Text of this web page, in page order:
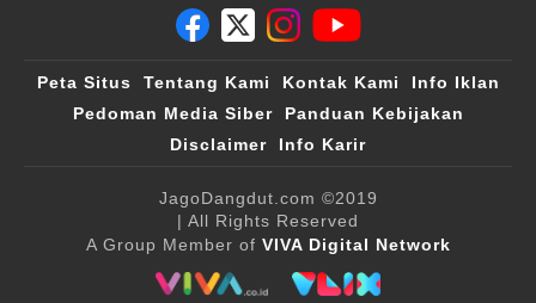
Peta Situs Tentang Kami Kontak Kami
Info Iklan
Pedoman Media Siber
Panduan Kebijakan
Disclaimer
Info Karir
JagoDangdut.com ©2019
| All Rights Reserved
A Group Member of VIVA Digital Network